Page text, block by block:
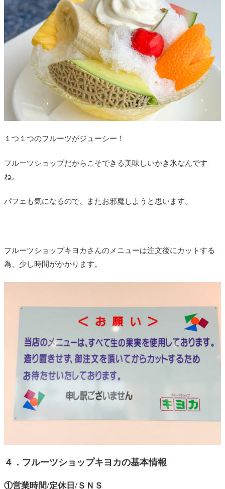
１つ１つのフルーツがジューシー！
フルーツショップだからこそできる美味しいかき氷なんです
ね。
パフェも気になるので、またお邪魔しようと思います。
フルーツショップキヨカさんのメニューは注文後にカットする
為、少し時間がかかります。
４．フルーツショップキヨカの基本情報
①営業時間/定休日/ＳＮＳ